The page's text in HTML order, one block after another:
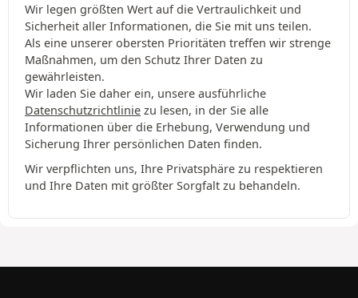
Wir legen größten Wert auf die Vertraulichkeit und
Sicherheit aller Informationen, die Sie mit uns teilen.
Als eine unserer obersten Prioritäten treffen wir strenge
Maßnahmen, um den Schutz Ihrer Daten zu
gewährleisten.
Wir laden Sie daher ein, unsere ausführliche
Datenschutzrichtlinie zu lesen, in der Sie alle
Informationen über die Erhebung, Verwendung und
Sicherung Ihrer persönlichen Daten finden.
Wir verpflichten uns, Ihre Privatsphäre zu respektieren
und Ihre Daten mit größter Sorgfalt zu behandeln.